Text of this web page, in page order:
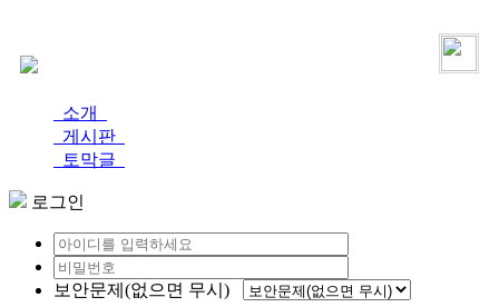
소개
게시판
토막글
로그인
보안문제(없으면 무시)